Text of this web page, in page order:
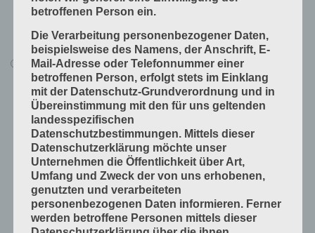
Verfahrenstechniken
Vorprodukte und Produktdaten
Alle Lerninhalte
Druck
Arbeitsabläufe in der Druckerei
Digitale Drucksysteme
Druckformen
Druckprodukte herstellen
Druckprodukte veredeln
Druckprojekte umsetzen
betroffenen Person ein.
Die Verarbeitung personenbezogener Daten,
beispielsweise des Namens, der Anschrift, E-
Mail-Adresse oder Telefonnummer einer
betroffenen Person, erfolgt stets im Einklang
mit der Datenschutz-Grundverordnung und in
Übereinstimmung mit den für uns geltenden
landesspezifischen
Datenschutzbestimmungen. Mittels dieser
Datenschutzerklärung möchte unser
Unternehmen die Öffentlichkeit über Art,
Umfang und Zweck der von uns erhobenen,
genutzten und verarbeiteten
personenbezogenen Daten informieren. Ferner
werden betroffene Personen mittels dieser